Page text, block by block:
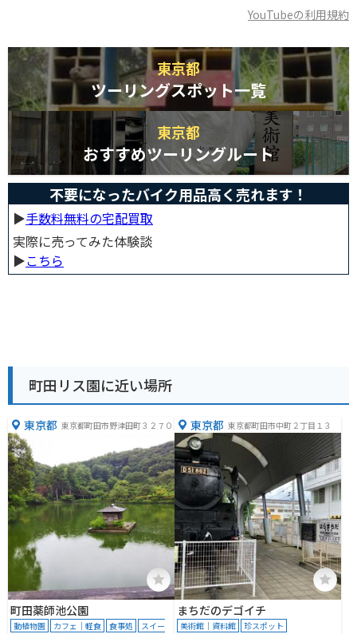
YouTubeの利用規約
東京都
ツーリングスポット一覧
東京都
おすすめツーリングルート
不要になったバイク用品高く売れます！
▶︎手数料無料の宅配買取
実際に売ってみた体験談
▶︎こちら
町田リス園に近い場所
東京都 東京都町田市野津田町３２７０
町田薬師池公園
動植物園 カフェ｜軽食 食事処
スイー
東京都 東京都町田市中町２丁目１３
まちだのデゴイチ
美術館｜資料館 珍スポット